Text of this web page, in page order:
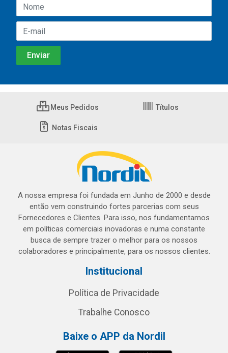
Meus Pedidos Títulos
Notas Fiscais
A nossa empresa foi fundada em Junho de 2000 e desde
então vem construindo fortes parcerias com seus
Fornecedores e Clientes. Para isso, nos fundamentamos
em políticas comerciais inovadoras e numa constante
busca de sempre trazer o melhor para os nossos
colaboradores e principalmente, para os nossos clientes.
Institucional
Política de Privacidade
Trabalhe Conosco
Baixe o APP da Nordil